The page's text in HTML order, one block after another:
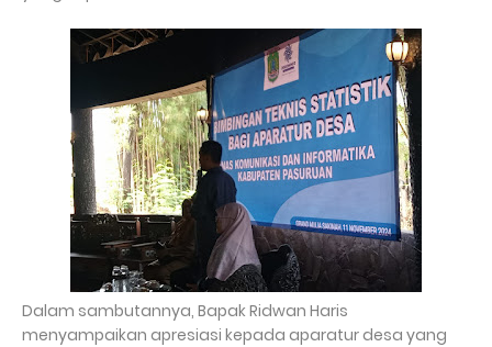
Dalam sambutannya, Bapak Ridwan Haris
menyampaikan apresiasi kepada aparatur desa yang